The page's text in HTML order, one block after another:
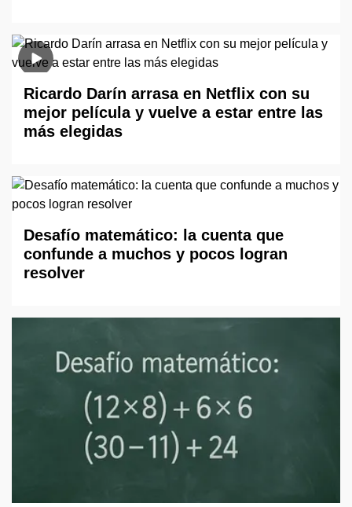
Ricardo Darín arrasa en Netflix con su
mejor película y vuelve a estar entre las
más elegidas
Desafío matemático: la cuenta que
confunde a muchos y pocos logran
resolver